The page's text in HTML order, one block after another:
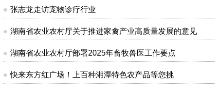
张志龙走访宠物诊疗行业
湖南省农业农村厅关于推进家禽产业高质量发展的意见
湖南省农业农村厅部署2025年畜牧兽医工作要点
快来东方红广场！上百种湘潭特色农产品等您挑